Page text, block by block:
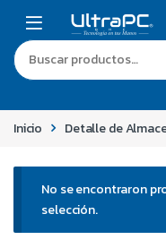
Inicio Detalle de
No se encontraron
selección.